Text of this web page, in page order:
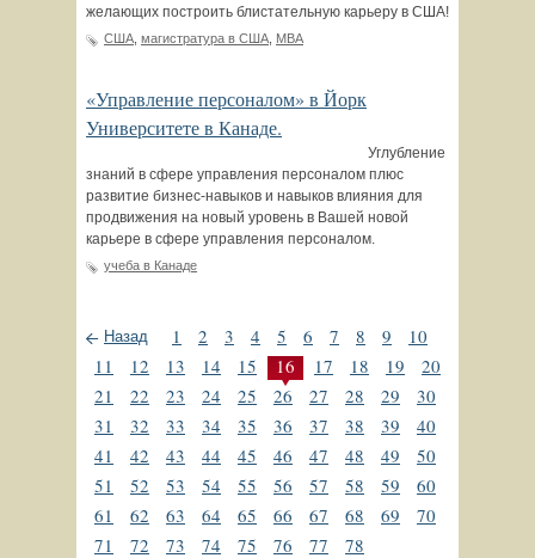
желающих построить блистательную карьеру в США!
США магистратура в США MBA
«Управление персоналом» в Йорк
Университете в Канаде.
Углубление
знаний в сфере управления персоналом плюс
развитие бизнес-навыков и навыков влияния для
продвижения на новый уровень в Вашей новой
карьере в сфере управления персоналом.
учеба в Канаде
Назад 1 2 3 4 5 6 7 8 9
10
11
12 13 14 15 16 17 18 19
20
21
22 23 24 25 26 27 28 29
30
31
32 33 34 35 36 37 38 39
40
41
42 43 44 45 46 47 48 49
50
51
52 53 54 55 56 57 58 59
60
61
62 63 64 65 66 67 68 69
70
71
72 73 74 75 76 77 78